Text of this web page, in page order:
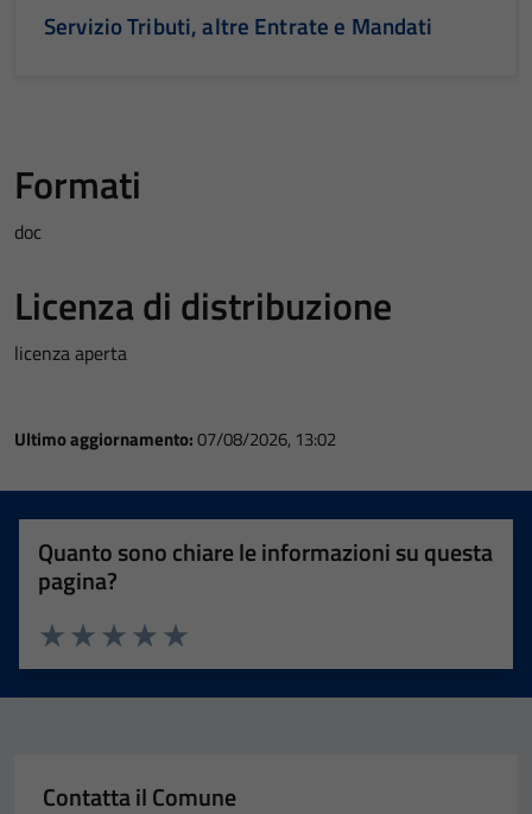
Servizio Tributi, altre Entrate e Mandati
Formati
doc
Licenza di distribuzione
licenza aperta
Ultimo aggiornamento:07/08/2026, 13:02
Quanto sono chiare le informazioni su questa
pagina?
Valuta 5 stelle su 5
Valuta 4 stelle su 5
Valuta 3 stelle su 5
Valuta 2 stelle su 5
Valuta 1 stelle su 5
Contatta il Comune